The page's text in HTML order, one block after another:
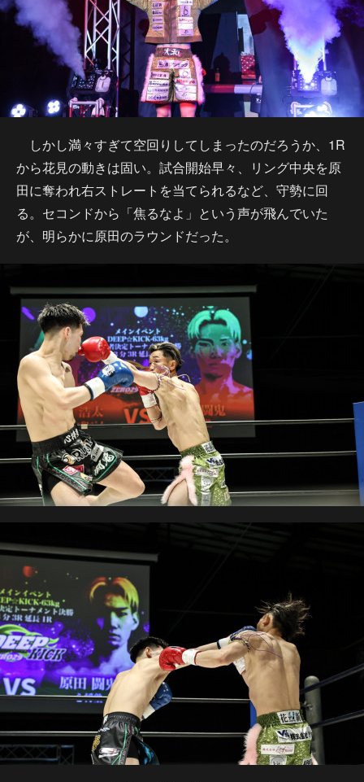
しかし満々すぎて空回りしてしまったのだろうか、1R
から花見の動きは固い。試合開始早々、リング中央を原
田に奪われ右ストレートを当てられるなど、守勢に回
る。セコンドから「焦るなよ」という声が飛んでいた
が、明らかに原田のラウンドだった。